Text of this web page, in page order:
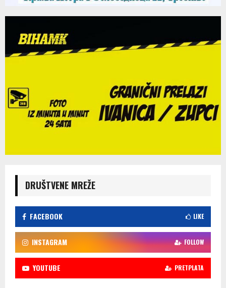
DRUŠTVENE MREŽE
FACEBOOK LIKE
INSTAGRAM FOLLOW
YOUTUBE PRETPLATA